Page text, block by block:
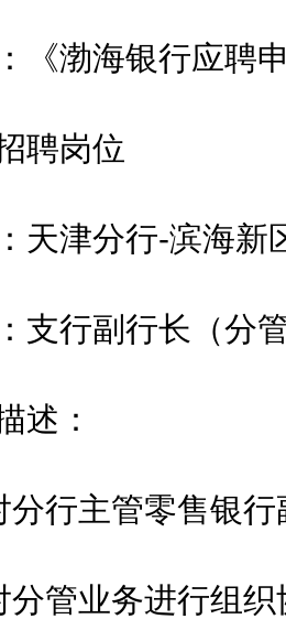
渤海银行应聘
岗位
津分行-滨海新
行副行长（分
：
主管零售银行
业务进行组织